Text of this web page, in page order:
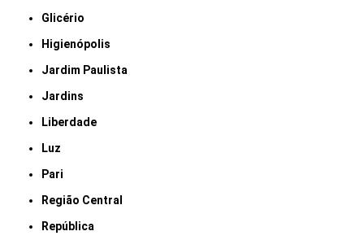
Glicério
Higienópolis
Jardim Paulista
Jardins
Liberdade
Luz
Pari
Região Central
República